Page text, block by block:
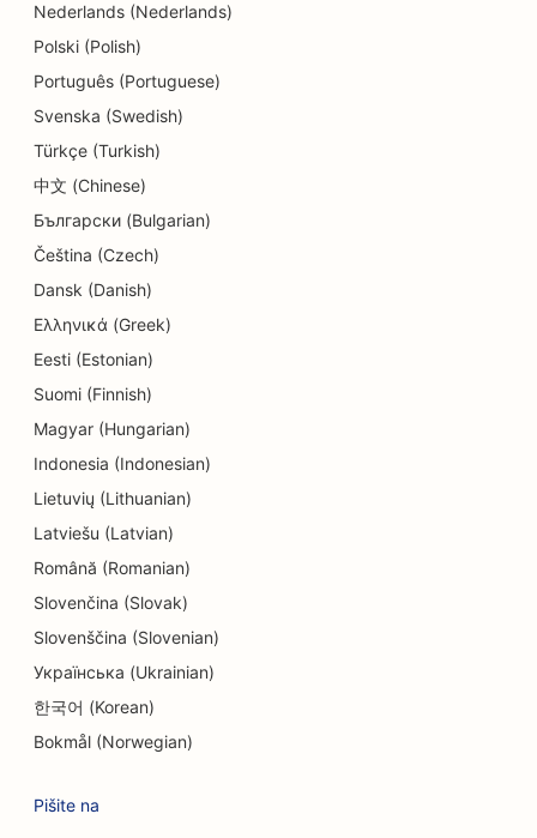
SEO za trgovine s torticami
SEO za storitve izobraževanja in otroškega
varstva
SEO za električarje
SEO za kemične čistilnice
SEO za trgovine z elektroniko
SEO za inženirska podjetja
SEO za endodontiste
SEO za zabavo in rekreacijo
SEO za sobe pobega
SEO za restavracije Farm-to-Table
SEO za storitve Facelift
SEO za družinske restavracije
Nederlands (Nederlands)
Polski (Polish)
Português (Portuguese)
Svenska (Swedish)
Türkçe (Turkish)
中文 (Chinese)
Български (Bulgarian)
Čeština (Czech)
Dansk (Danish)
Ελληνικά (Greek)
Eesti (Estonian)
Suomi (Finnish)
Magyar (Hungarian)
Indonesia (Indonesian)
Lietuvių (Lithuanian)
Latviešu (Latvian)
Română (Romanian)
Slovenčina (Slovak)
Slovenščina (Slovenian)
Українська (Ukrainian)
한국어 (Korean)
Bokmål (Norwegian)
Pišite na